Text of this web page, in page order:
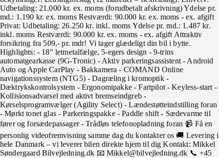
Udbetaling: 21.000 kr. ex. moms (forudbetalt afskrivning) Ydelse pr.
md.: 1.190 kr. ex. moms Restværdi: 90.000 kr. ex. moms - ex. afgift
Privat: Udbetaling: 26.250 kr. inkl. moms Ydelse pr. md.: 1.487 kr.
inkl. moms Restværdi: 90.000 kr. ex. moms - ex. afgift Attraktiv
forsikring fra 509,- pr. mdr! Vi tager glædeligt din bil i bytte.
Highlights: - 18" letmetalfælge, 5-egers design - 9-trins
automatgearkasse (9G-Tronic) - Aktiv parkeringsassistent - Android
Auto og Apple CarPlay - Bakkamera - COMAND Online
navigationssystem (NTG5) - Dagræling i kromoptik -
Dæktrykskontrolsystem - Ergonomipakke - Fartpilot - Keyless-start -
Kollisionsadvarsel med aktivt bremseindgreb -
Kørselsprogramvælger (Agility Select) - Lændestøtteindstilling foran
- Mørkt tonet glas - Parkeringspakke - Paddle shift - Sædevarme til
fører og forsædepassager - Trådløs telefonopladning foran 📹 Få en
personlig videofremvisning samme dag du kontakter os 🚚 Levering i
hele Danmark – vi leverer bilen direkte hjem til dig Kontakt: Mikkel
Søndergaard Bilvejledning.dk 📧 Mikkel@bilvejledning.dk 📞 +45